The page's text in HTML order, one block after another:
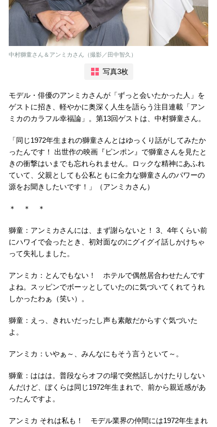
中村獅童さん＆アンミカさん（撮影／田中智久）
写真3枚
モデル・俳優のアンミカさんが「ずっと会いたかった人」を
ゲストに招き、軽やかに奥深く人生を語らう注目連載「アン
ミカのカラフル幸福論」。第13回ゲストは、中村獅童さん。
「同じ1972年生まれの獅童さんとはゆっくり話がしてみたか
ったんです！ 出世作の映画『ピンポン』で獅童さんを見たと
きの衝撃はいまでも忘れられません。ロックな精神にあふれ
ていて、父親としても公私ともに全力な獅童さんのパワーの
源をお聞きしたいです！」（アンミカさん）
＊ ＊ ＊
獅童：アンミカさんには、まず謝らないと！ 3、4年くらい前
にハワイで会ったとき、初対面なのにグイグイ話しかけちゃ
って失礼しました。
アンミカ：とんでもない！ ホテルで偶然居合わせたんです
よね。スッピンでボーッとしていたのに気づいてくれてうれ
しかったわぁ（笑い）。
獅童：えっ、きれいだったし声も素敵だからすぐ気づいた
よ。
アンミカ：いやぁ～、みんなにもそう言うといて～。
獅童：ははは。普段ならオフの場で突然話しかけたりしない
んだけど、ぼくらは同じ1972年生まれで、前から親近感があ
ったんですよ。
アンミカ それは私も！ モデル業界の仲間には1972年生まれ